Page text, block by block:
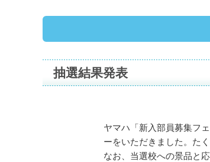
抽選結果発表
ヤマハ「新入部員募集フ
ーをいただきました。た
なお、当選校への景品と